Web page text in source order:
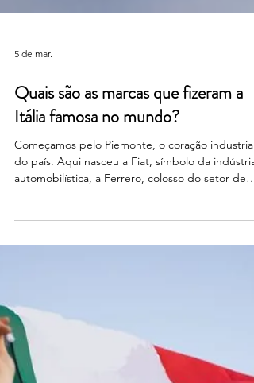
5 de mar.
Quais são as marcas que fizeram a
Itália famosa no mundo?
Começamos pelo Piemonte, o coração industrial
café. Descemos para a Toscana, onde o design
Vespa se tornou um símbolo do design italiano .
Seguimos para a Campânia, onde se encontra a
MSC